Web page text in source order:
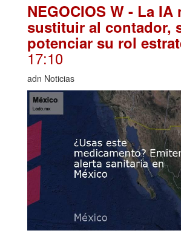
NEGOCIOS W - La
sustituir al contador,
potenciar su rol
17:10
adn Noticias